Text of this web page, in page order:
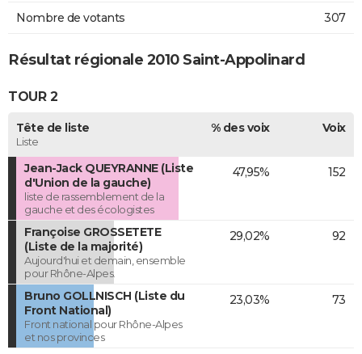
Nombre de votants 307
Résultat régionale 2010 Saint-Appolinard
TOUR 2
Tête de liste
Liste
% des voix Voix
Jean-Jack QUEYRANNE (Liste
d'Union de la gauche)
liste de rassemblement de la
gauche et des écologistes
47,95% 152
Françoise GROSSETETE
(Liste de la majorité)
Aujourd'hui et demain, ensemble
pour Rhône-Alpes.
29,02% 92
Bruno GOLLNISCH (Liste du
Front National)
Front national pour Rhône-Alpes
et nos provinces
23,03% 73